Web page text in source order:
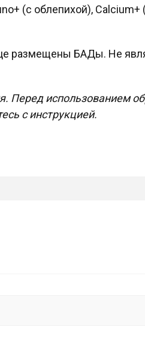
(с облепихой), Calcium+
размещены БАДы. Не
Перед использованием
с инструкцией.